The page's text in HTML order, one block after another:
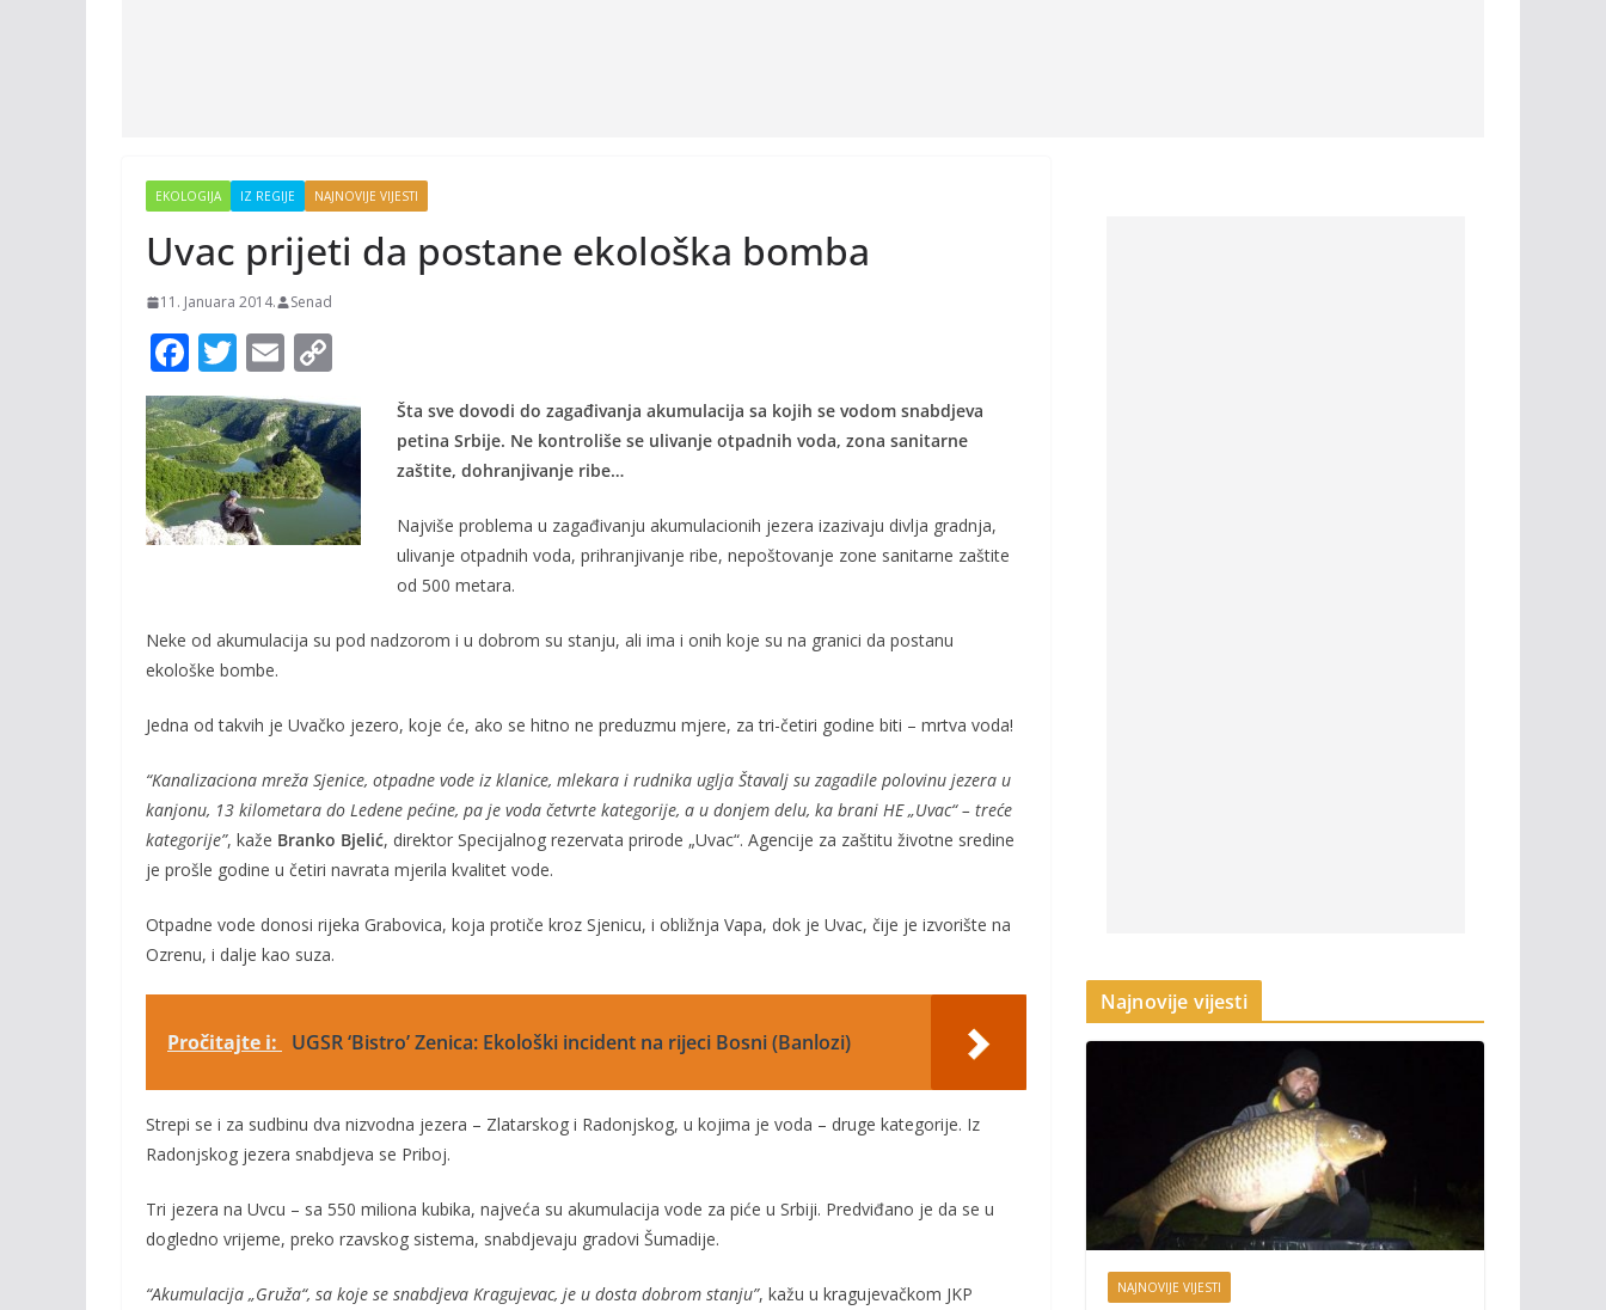
EKOLOGIJA IZ REGIJE NAJNOVIJE VIJESTI
Uvac prijeti da postane ekološka bomba
11. Januara 2014. Senad
F
ac
e
b
o
o
T
w
itt
er
E
m
ai
l
o
p
y
Li
n
Šta sve dovodi do zagađivanja akumulacija sa kojih se vodom snabdjeva
petina Srbije. Ne kontroliše se ulivanje otpadnih voda, zona sanitarne
zaštite, dohranjivanje ribe…
Najviše problema u zagađivanju akumulacionih jezera izazivaju divlja gradnja,
ulivanje otpadnih voda, prihranjivanje ribe, nepoštovanje zone sanitarne zaštite
od 500 metara.
Neke od akumulacija su pod nadzorom i u dobrom su stanju, ali ima i onih koje su na granici da postanu
ekološke bombe.
Jedna od takvih je Uvačko jezero, koje će, ako se hitno ne preduzmu mjere, za tri-četiri godine biti – mrtva voda!
“Kanalizaciona mreža Sjenice, otpadne vode iz klanice, mlekara i rudnika uglja Štavalj su zagadile polovinu jezera u
kanjonu, 13 kilometara do Ledene pećine, pa je voda četvrte kategorije, a u donjem delu, ka brani HE „Uvac“ – treće
kategorije”, kaže Branko Bjelić, direktor Specijalnog rezervata prirode „Uvac“. Agencije za zaštitu životne sredine
je prošle godine u četiri navrata mjerila kvalitet vode.
Otpadne vode donosi rijeka Grabovica, koja protiče kroz Sjenicu, i obližnja Vapa, dok je Uvac, čije je izvorište na
Ozrenu, i dalje kao suza.
Pročitajte i: UGSR ‘Bistro’ Zenica: Ekološki incident na rijeci Bosni (Banlozi)
Strepi se i za sudbinu dva nizvodna jezera – Zlatarskog i Radonjskog, u kojima je voda – druge kategorije. Iz
Radonjskog jezera snabdjeva se Priboj.
Tri jezera na Uvcu – sa 550 miliona kubika, najveća su akumulacija vode za piće u Srbiji. Predviđano je da se u
dogledno vrijeme, preko rzavskog sistema, snabdjevaju gradovi Šumadije.
“Akumulacija „Gruža“, sa koje se snabdjeva Kragujevac, je u dosta dobrom stanju”, kažu u kragujevačkom JKP
Najnovije vijesti
NAJNOVIJE VIJESTI